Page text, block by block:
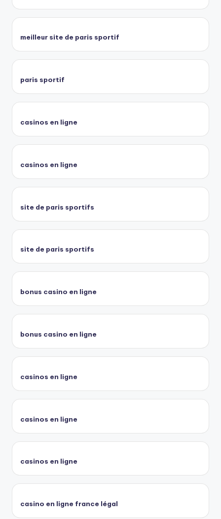
meilleur site de paris sportif
paris sportif
casinos en ligne
casinos en ligne
site de paris sportifs
site de paris sportifs
bonus casino en ligne
bonus casino en ligne
casinos en ligne
casinos en ligne
casinos en ligne
casino en ligne france légal